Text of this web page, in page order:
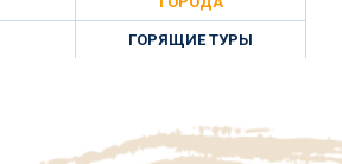
ГОРЯЩИЕ ТУРЫ